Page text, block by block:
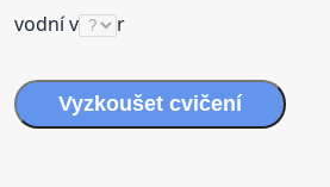
vodní v
r
Vyzkoušet cvičení